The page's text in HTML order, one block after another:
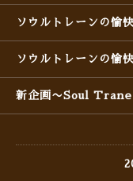
ソウルトレーンの愉
ソウルトレーンの愉
新企画〜Soul